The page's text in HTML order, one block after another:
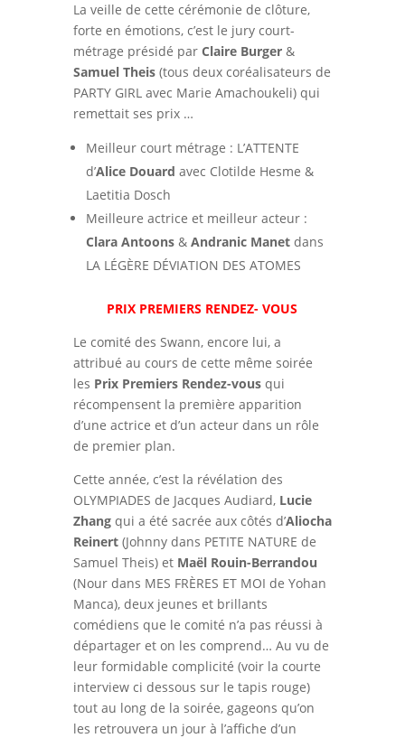
La veille de cette cérémonie de clôture,
forte en émotions, c’est le jury court-
métrage présidé par Claire Burger&
Samuel Theis(tous deux coréalisateurs de
PARTY GIRL avec Marie Amachoukeli) qui
remettait ses prix …
Meilleur court métrage : L’ATTENTE
d’Alice Douard avec Clotilde Hesme &
Laetitia Dosch
Meilleure actrice et meilleur acteur :
Clara Antoons& Andranic Manetdans
LA LÉGÈRE DÉVIATION DES ATOMES
PRIX PREMIERS RENDEZ- VOUS
Le comité des Swann, encore lui, a
attribué au cours de cette même soirée
les Prix Premiers Rendez-vousqui
récompensent la première apparition
d’une actrice et d’un acteur dans un rôle
de premier plan.
Cette année, c’est la révélation des
OLYMPIADES de Jacques Audiard, Lucie
Zhangqui a été sacrée aux côtés d’Aliocha
Reinert(Johnny dans PETITE NATURE de
Samuel Theis) et Maël Rouin-Berrandou
(Nour dans MES FRÈRES ET MOI de Yohan
Manca), deux jeunes et brillants
comédiens que le comité n’a pas réussi à
départager et on les comprend… Au vu de
leur formidable complicité (voir la courte
interview ci dessous sur le tapis rouge)
tout au long de la soirée, gageons qu’on
les retrouvera un jour à l’affiche d’un